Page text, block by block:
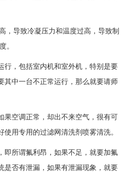
，导致冷凝压力和温度过高，导致制
。
行，包括室内机和室外机，特别是要
其中一台不正常运行，那么就要请师
果空调正常，却出不来空气，很有可
使用专用的过滤网清洗剂喷雾清洗。
即所谓氟利昂，如果不足，就要加氟
是否有泄漏，如果有泄漏现象，就要